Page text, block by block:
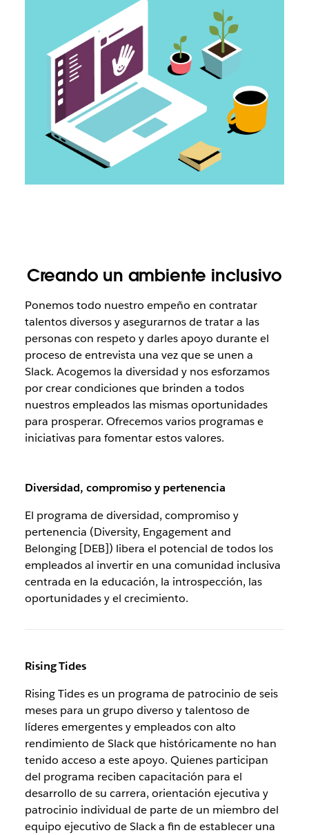
Creando un ambiente inclusivo
Ponemos todo nuestro empeño en contratar
talentos diversos y asegurarnos de tratar a las
personas con respeto y darles apoyo durante el
proceso de entrevista una vez que se unen a
Slack. Acogemos la diversidad y nos esforzamos
por crear condiciones que brinden a todos
nuestros empleados las mismas oportunidades
para prosperar. Ofrecemos varios programas e
iniciativas para fomentar estos valores.
Diversidad, compromiso y pertenencia
El programa de diversidad, compromiso y
pertenencia (Diversity, Engagement and
Belonging [DEB]) libera el potencial de todos los
empleados al invertir en una comunidad inclusiva
centrada en la educación, la introspección, las
oportunidades y el crecimiento.
Rising Tides
Rising Tides es un programa de patrocinio de seis
meses para un grupo diverso y talentoso de
líderes emergentes y empleados con alto
rendimiento de Slack que históricamente no han
tenido acceso a este apoyo. Quienes participan
del programa reciben capacitación para el
desarrollo de su carrera, orientación ejecutiva y
patrocinio individual de parte de un miembro del
equipo ejecutivo de Slack a fin de establecer una